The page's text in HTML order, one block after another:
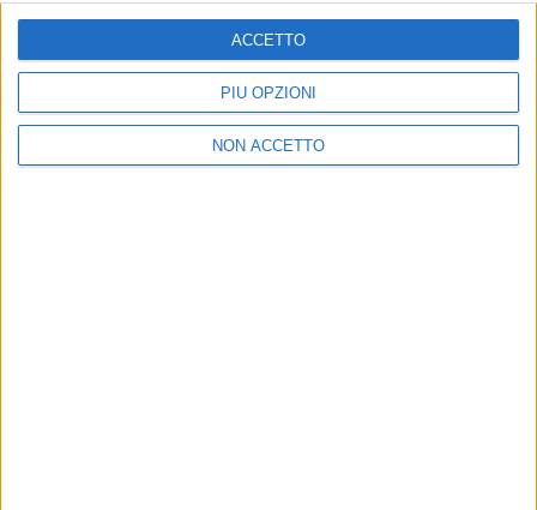
PIÙ OPZIONI
NON ACCETTO
ACCETTO
Dichiaro di aver letto e compreso l'informativa sulla privacy e
di dare il mio consenso alla ricezione di promozioni commerciali
Vedi POLITICA SULLA PRIVACY.